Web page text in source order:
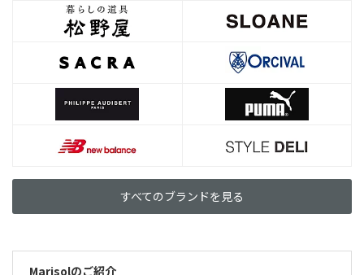
すべてのブランドを見る
Marisolのご紹介